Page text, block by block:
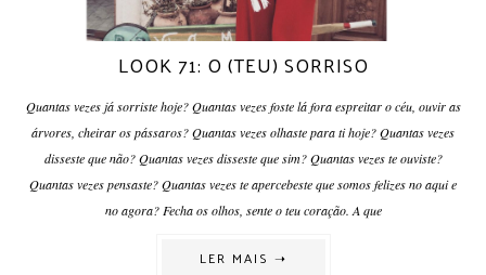
LOOK 71: O (TEU) SORRISO
Quantas vezes já sorriste hoje? Quantas vezes foste lá fora espreitar o céu, ouvir as
árvores, cheirar os pássaros? Quantas vezes olhaste para ti hoje? Quantas vezes
disseste que não? Quantas vezes disseste que sim? Quantas vezes te ouviste?
Quantas vezes pensaste? Quantas vezes te apercebeste que somos felizes no aqui e
no agora? Fecha os olhos, sente o teu coração. A que
LER MAIS ➝